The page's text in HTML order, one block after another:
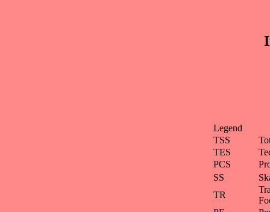
Legend
TSS
TES
PCS
SS
TR